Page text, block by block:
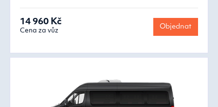
14 960 Kč
Cena za vůz
Objednat